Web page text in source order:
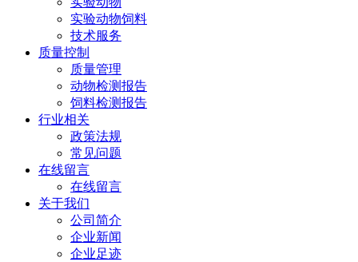
实验动物饲料
技术服务
质量控制
质量管理
动物检测报告
饲料检测报告
行业相关
政策法规
常见问题
在线留言
在线留言
关于我们
公司简介
企业新闻
企业足迹